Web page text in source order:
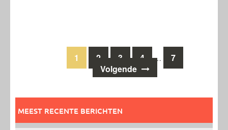
Berichten
1 2 3 4 …
7
Volgende
MEEST RECENTE BERICHTEN